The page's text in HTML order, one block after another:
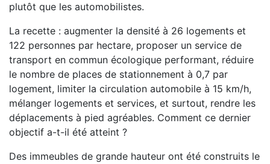
plutôt que les automobilistes.
La recette : augmenter la densité à 26 logements et
122 personnes par hectare, proposer un service de
transport en commun écologique performant, réduire
le nombre de places de stationnement à 0,7 par
logement, limiter la circulation automobile à 15 km/h,
mélanger logements et services, et surtout, rendre les
déplacements à pied agréables. Comment ce dernier
objectif a-t-il été atteint ?
Des immeubles de grande hauteur ont été construits le